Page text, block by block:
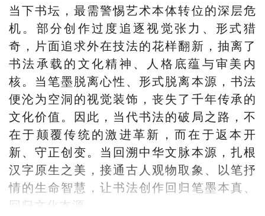
当下书坛，最需警惕艺术本体转位的深层危
机。部分创作过度追逐视觉张力、形式猎
奇，片面追求外在技法的花样翻新，抽离了
书法承载的文化精神、人格底蕴与审美内
核。当笔墨脱离心性、形式脱离本源，书法
便沦为空洞的视觉装饰，丧失了千年传承的
文化价值。因此，当代书法的破局之路，不
在于颠覆传统的激进革新，而在于返本开
新、守正创变。当回溯中华文脉本源，扎根
汉字原生之美，接通古人观物取象、以笔抒
情的生命智慧，让书法创作回归笔墨本真、
回归文化本源。